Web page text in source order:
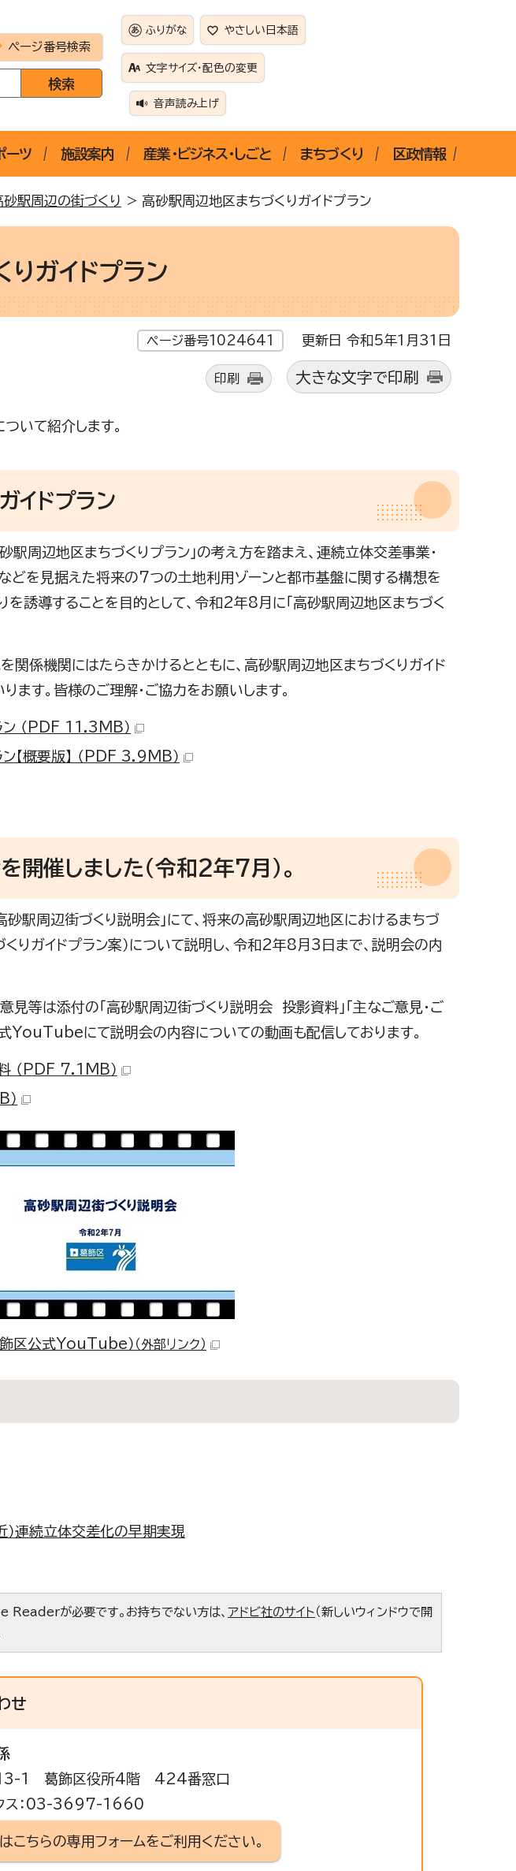
ページ番号検索
ふりがな やさしい日本語
文字サイズ・配色の変更
音声読み上げ
ーツ 施設案内 産業・ビジネス・しごと まちづくり 区政情報
砂駅周辺の街づくり > 高砂駅周辺地区まちづくりガイドプラン
ガイドプラン
ページ番号1024641 更新日 令和5年1月31日
印刷 大きな文字で印刷
いて紹介します。
イドプラン
駅周辺地区まちづくりプラン」の考え方を踏まえ、連続立体交差事業・
どを見据えた将来の7つの土地利用ゾーンと都市基盤に関する構想を
を誘導することを目的として、令和2年8月に「高砂駅周辺地区まちづく
係機関にはたらきかけるとともに、高砂駅周辺地区まちづくりガイド
ます。皆様のご理解・ご協力をお願いします。
ン （PDF 11.3MB）
【概要版】 （PDF 3.9MB）
開催しました（令和2年7月）。
駅周辺街づくり説明会」にて、将来の高砂駅周辺地区におけるまちづ
りガイドプラン案）について説明し、令和2年8月3日まで、説明会の内
等は添付の「高砂駅周辺街づくり説明会 投影資料」「主なご意見・ご
式YouTubeにて説明会の内容についての動画も配信しております。
（PDF 7.1MB）
区公式YouTube） （外部リンク）
連続立体交差化の早期実現
Readerが必要です。お持ちでない方は、 アドビ社のサイト（新しいウィンドウで開
せ
1 葛飾区役所4階 424番窓口
ス：03-3697-1660
こちらの専用フォームをご利用ください。